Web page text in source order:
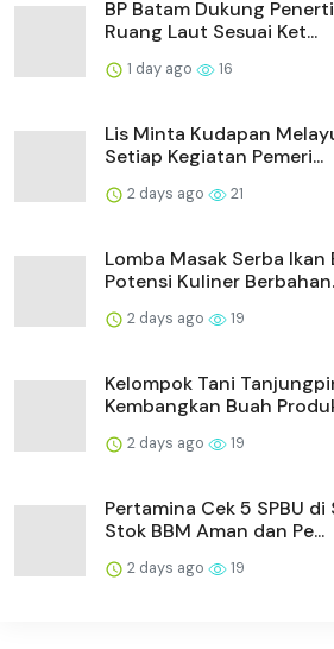
BP Batam Dukung
Ruang Laut Sesuai Ket...
1 day ago 16
Lis Minta Kudapan
Setiap Kegiatan Pemeri...
2 days ago 21
Lomba Masak Serba
Potensi Kuliner
2 days ago 19
Kelompok Tani
Kembangkan Buah
2 days ago 19
Pertamina Cek 5 SPBU
Stok BBM Aman dan Pe...
2 days ago 19